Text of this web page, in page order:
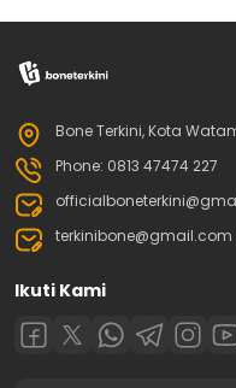
Bone Terkini, Kota
Phone: 0813 47474 227
terkinibone@gmail.com
Ikuti Kami